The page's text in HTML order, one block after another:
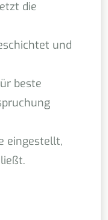
die
und
beste
eingestellt,